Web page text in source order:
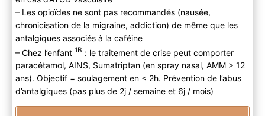
– Les opioïdes ne sont pas recommandés (nausée,
chronicisation de la migraine, addiction) de même que les
antalgiques associés à la caféine
– Chez l’enfant 1B : le traitement de crise peut comporter
paracétamol, AINS, Sumatriptan (en spray nasal, AMM > 12
ans). Objectif = soulagement en < 2h. Prévention de l’abus
d’antalgiques (pas plus de 2j / semaine et 6j / mois)